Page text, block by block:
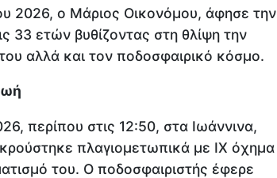
2026, ο Μάριος Οικονόμου, άφησε την
33 ετών βυθίζοντας στη θλίψη την
αλλά και τον ποδοσφαιρικό κόσμο.
περίπου στις 12:50, στα Ιωάννινα,
πλαγιομετωπικά με ΙΧ όχημα
του. Ο ποδοσφαιριστής έφερε